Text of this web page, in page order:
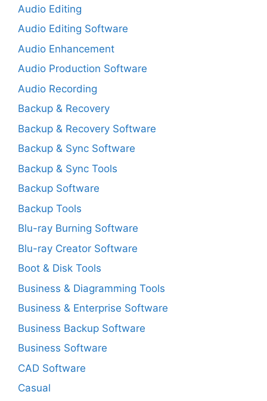
Audio Editing
Audio Editing Software
Audio Enhancement
Audio Production Software
Audio Recording
Backup & Recovery
Backup & Recovery Software
Backup & Sync Software
Backup & Sync Tools
Backup Software
Backup Tools
Blu-ray Burning Software
Blu-ray Creator Software
Boot & Disk Tools
Business & Diagramming Tools
Business & Enterprise Software
Business Backup Software
Business Software
CAD Software
Casual